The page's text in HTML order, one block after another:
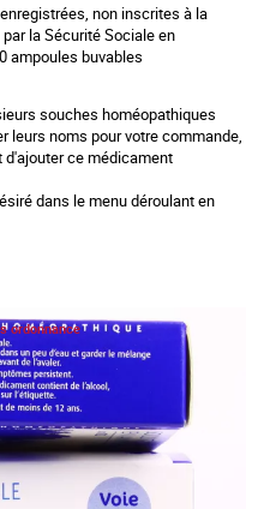
ordonnance
non inscrites à la
la Sécurité Sociale en
ampoules buvables
souches homéopathiques
leurs noms pour votre commande,
ce médicament
dans le menu déroulant en